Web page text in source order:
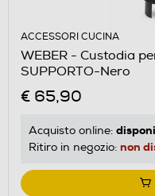
ACCESSORI CUCINA
WEBER - Custodia
SUPPORTO-Nero
€ 65,90
Acquisto online:
Ritiro in negozio: non